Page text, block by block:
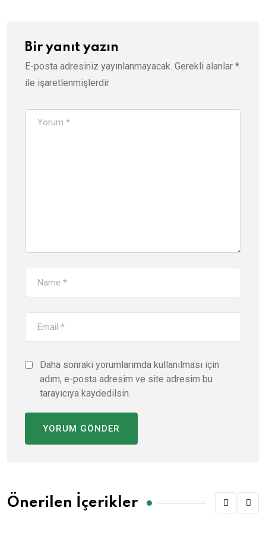
Bir yanıt yazın
E-posta adresiniz yayınlanmayacak. Gerekli alanlar *
ile işaretlenmişlerdir
Daha sonraki yorumlarımda kullanılması için
adım, e-posta adresim ve site adresim bu
tarayıcıya kaydedilsin.
Önerilen İçerikler